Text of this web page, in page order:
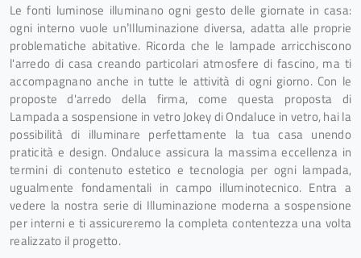
Le fonti luminose illuminano ogni gesto delle giornate in casa:
ogni interno vuole un’Illuminazione diversa, adatta alle proprie
problematiche abitative. Ricorda che le lampade arricchiscono
l'arredo di casa creando particolari atmosfere di fascino, ma ti
accompagnano anche in tutte le attività di ogni giorno. Con le
proposte d'arredo della firma, come questa proposta di
Lampada a sospensione in vetro Jokey di Ondaluce in vetro, hai la
possibilità di illuminare perfettamente la tua casa unendo
praticità e design. Ondaluce assicura la massima eccellenza in
termini di contenuto estetico e tecnologia per ogni lampada,
ugualmente fondamentali in campo illuminotecnico. Entra a
vedere la nostra serie di Illuminazione moderna a sospensione
per interni e ti assicureremo la completa contentezza una volta
realizzato il progetto.